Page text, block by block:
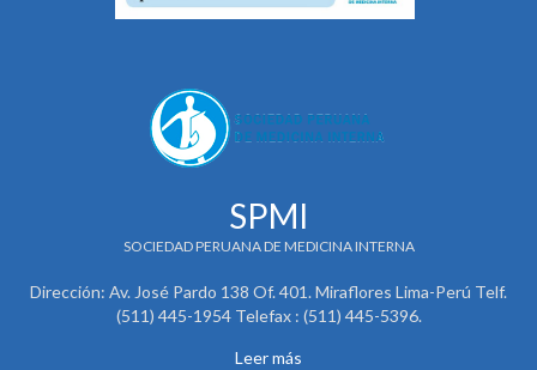
SPMI
SOCIEDAD PERUANA DE MEDICINA INTERNA
Dirección: Av. José Pardo 138 Of. 401. Miraflores Lima-Perú Telf.
(511) 445-1954 Telefax : (511) 445-5396.
Leer más